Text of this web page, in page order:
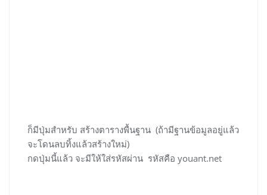
ก็มีปุ่มสำหรับ สร้างตารางพื้นฐาน (ถ้ามีฐานข้อมูลอยู่แล้ว
จะโดนลบทิ้งแล้วสร้างใหม่)
กดปุ่มนี้แล้ว จะมีให้ใส่รหัสผ่าน รหัสคือ youant.net